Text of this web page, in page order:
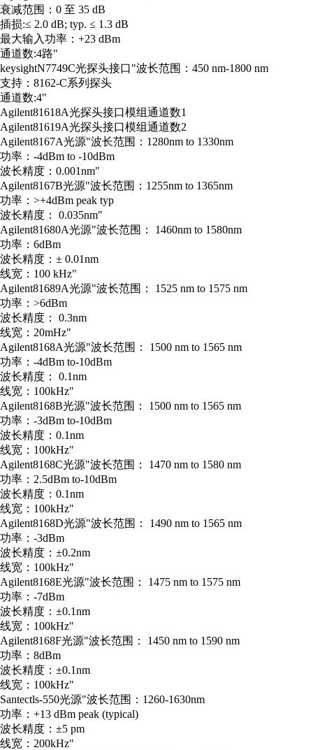
衰减范围：0 至 35 dB
插损:≤ 2.0 dB; typ. ≤ 1.3 dB
最大输入功率：+23 dBm
通道数:4路"
keysightN7749C光探头接口"波长范围：450 nm-1800 nm
支持：8162-C系列探头
通道数:4"
Agilent81618A光探头接口模组通道数1
Agilent81619A光探头接口模组通道数2
Agilent8167A光源"波长范围：1280nm to 1330nm
功率：-4dBm to -10dBm
波长精度：0.001nm"
Agilent8167B光源"波长范围：1255nm to 1365nm
功率：>+4dBm peak typ
波长精度： 0.035nm"
Agilent81680A光源"波长范围： 1460nm to 1580nm
功率：6dBm
波长精度：± 0.01nm
线宽：100 kHz"
Agilent81689A光源"波长范围： 1525 nm to 1575 nm
功率：>6dBm
波长精度： 0.3nm
线宽：20mHz"
Agilent8168A光源"波长范围： 1500 nm to 1565 nm
功率：-4dBm to-10dBm
波长精度： 0.1nm
线宽：100kHz"
Agilent8168B光源"波长范围： 1500 nm to 1565 nm
功率：-3dBm to-10dBm
波长精度：0.1nm
线宽：100kHz"
Agilent8168C光源"波长范围： 1470 nm to 1580 nm
功率：2.5dBm to-10dBm
波长精度：0.1nm
线宽：100kHz"
Agilent8168D光源"波长范围： 1490 nm to 1565 nm
功率：-3dBm
波长精度：±0.2nm
线宽：100kHz"
Agilent8168E光源"波长范围： 1475 nm to 1575 nm
功率：-7dBm
波长精度：±0.1nm
线宽：100kHz"
Agilent8168F光源"波长范围： 1450 nm to 1590 nm
功率：8dBm
波长精度：±0.1nm
线宽：100kHz"
Santectls-550光源"波长范围：1260-1630nm
功率：+13 dBm peak (typical)
波长精度：±5 pm
线宽：200kHz"